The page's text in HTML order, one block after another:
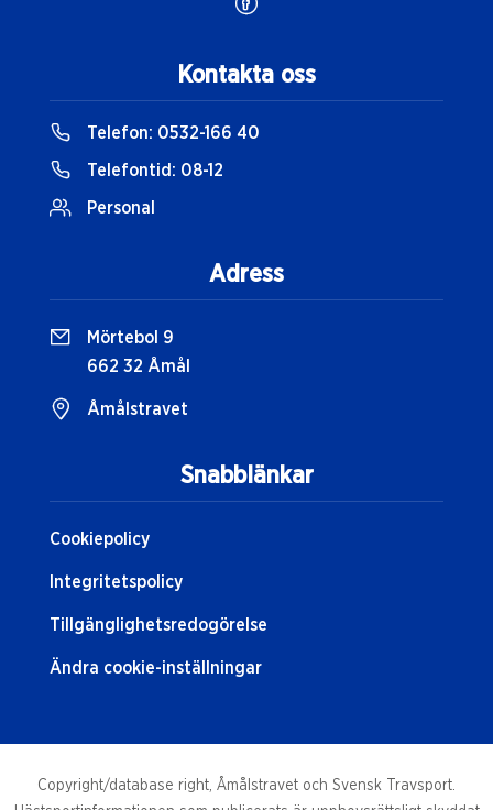
Snabblänkar
Cookiepolicy
Integritetspolicy
Tillgänglighetsredogörelse
Ändra cookie-inställningar
Kontakta oss
Telefon: 0532-166 40
Telefontid: 08-12
Personal
Adress
Mörtebol 9
662 32 Åmål
Åmålstravet
Copyright/database right, Åmålstravet och Svensk Travsport.